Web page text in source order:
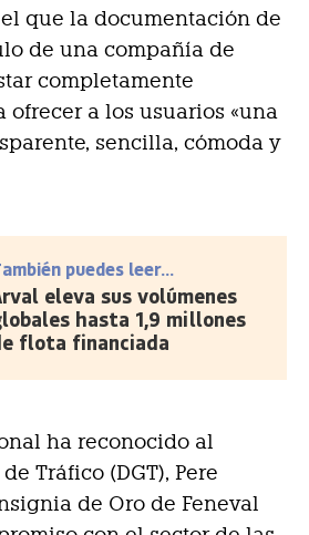
el que la documentación de
de una compañía de
completamente
a los usuarios «una
sencilla, cómoda y
puedes leer...
eleva sus volúmenes
hasta 1,9 millones
flota financiada
ha reconocido al
Tráfico (DGT), Pere
de Oro de Feneval